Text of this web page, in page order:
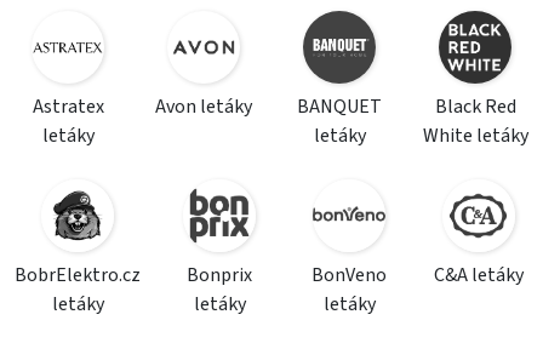
Astratex
letáky
Avon letáky
BANQUET
letáky
Black Red
White letáky
BobrElektro.cz
letáky
Bonprix
letáky
BonVeno
letáky
C&A letáky